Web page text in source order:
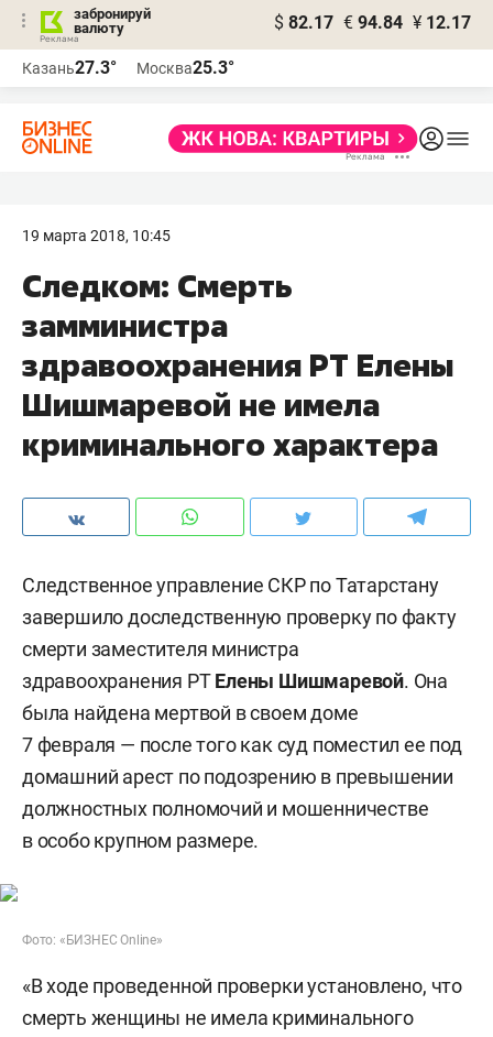
забронируй
валюту
$ 82.17 € 94.84 ¥ 12.17
Казань27.3° Москва25.3°
19 марта 2018, 10:45
Следком: Смерть
замминистра
здравоохранения РТ Елены
Шишмаревой не имела
криминального характера
Следственное управление СКР по Татарстану
завершило доследственную проверку по факту
смерти заместителя министра
здравоохранения РТЕлены Шишмаревой. Она
была найдена мертвой в своем доме
7 февраля — после того как суд поместил ее под
домашний арест по подозрению в превышении
должностных полномочий и мошенничестве
в особо крупном размере.
Фото: «БИЗНЕС Online»
«В ходе проведенной проверки установлено, что
смерть женщины не имела криминального